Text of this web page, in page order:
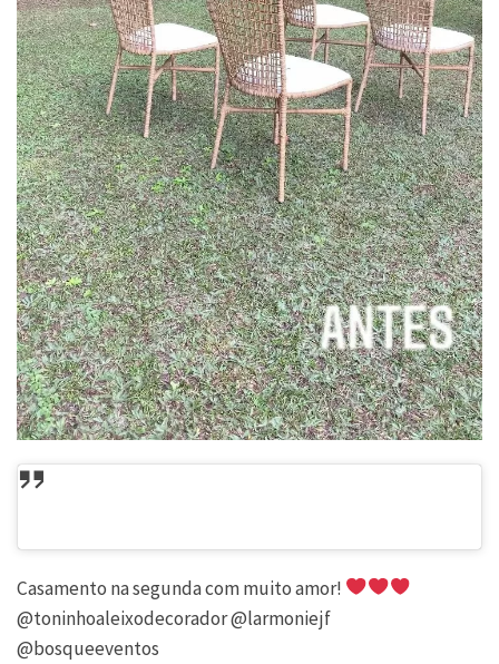
Casamento na segunda com muito amor!
@toninhoaleixodecorador @larmoniejf
@bosqueeventos